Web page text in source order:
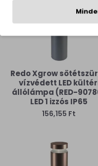
Redo Xgrow
vízvédett LED
állólámpa (RED-
LED 1 izzós IP65
156,155 Ft